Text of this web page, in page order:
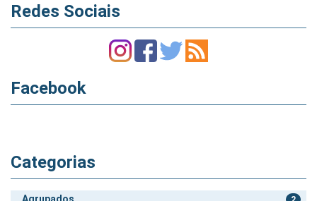
Redes Sociais
Facebook
Categorias